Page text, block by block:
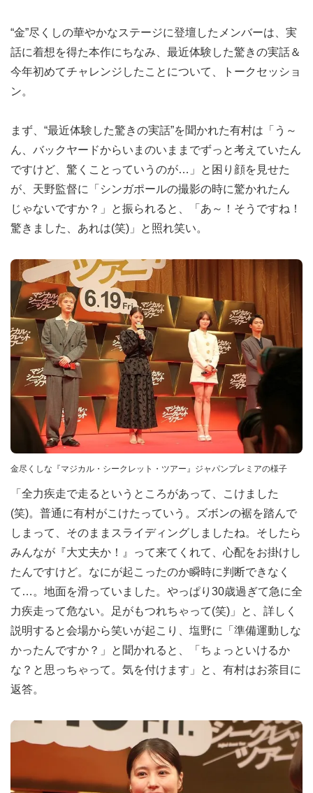
“金”尽くしの華やかなステージに登壇したメンバーは、実
話に着想を得た本作にちなみ、最近体験した驚きの実話＆
今年初めてチャレンジしたことについて、トークセッショ
ン。
まず、“最近体験した驚きの実話”を聞かれた有村は「う～
ん、バックヤードからいまのいままでずっと考えていたん
ですけど、驚くことっていうのが…」と困り顔を見せた
が、天野監督に「シンガポールの撮影の時に驚かれたん
じゃないですか？」と振られると、「あ～！そうですね！
驚きました、あれは(笑)」と照れ笑い。
金尽くしな『マジカル・シークレット・ツアー』ジャパンプレミアの様子
「全力疾走で走るというところがあって、こけました
(笑)。普通に有村がこけたっていう。ズボンの裾を踏んで
しまって、そのままスライディングしましたね。そしたら
みんなが『大丈夫か！』って来てくれて、心配をお掛けし
たんですけど。なにが起こったのか瞬時に判断できなく
て…。地面を滑っていました。やっぱり30歳過ぎて急に全
力疾走って危ない。足がもつれちゃって(笑)」と、詳しく
説明すると会場から笑いが起こり、塩野に「準備運動しな
かったんですか？」と聞かれると、「ちょっといけるか
な？と思っちゃって。気を付けます」と、有村はお茶目に
返答。